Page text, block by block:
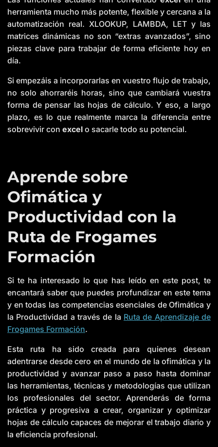
herramienta mucho más potente, flexible y cercana a la
automatización real. XLOOKUP, LAMBDA, LET y las
matrices dinámicas no son “extras avanzados”, sino
piezas clave para trabajar de forma eficiente hoy en
día.
Si empezáis a incorporarlas en vuestro flujo de trabajo,
no solo ahorraréis horas, sino que cambiará vuestra
forma de pensar las hojas de cálculo. Y eso, a largo
plazo, es lo que realmente marca la diferencia entre
sobrevivir con excel o sacarle todo su potencial.
Aprende sobre
Ofimática y
Productividad con la
Ruta de Frogames
Formación
Si te ha interesado lo que has leído en este post, te
encantará saber que puedes profundizar en este tema
y en todas las competencias esenciales de Ofimática y
la Productividad a través de la Ruta de Aprendizaje de
Frogames Formación.
Esta ruta ha sido creada para quienes desean
adentrarse desde cero en el mundo de la ofimática y la
productividad y avanzar paso a paso hasta dominar
las herramientas, técnicas y metodologías que utilizan
los profesionales del sector. Aprenderás de forma
práctica y progresiva a crear, organizar y optimizar
hojas de cálculo capaces de mejorar el trabajo diario y
la eficiencia profesional.